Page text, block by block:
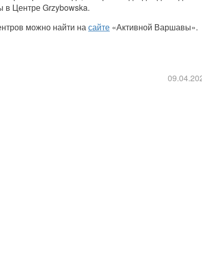
в Центре Grzybowska.
можно найти насайте «Активной Варшавы».